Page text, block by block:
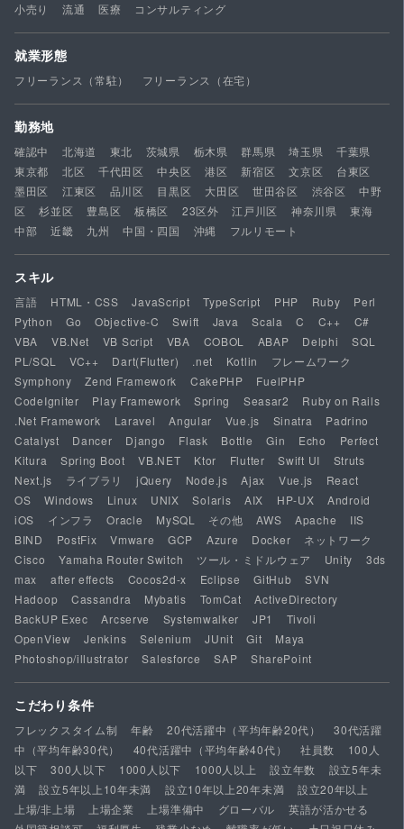
小売り
流通 医療 コンサルティング
就業形態
フリーランス（常駐） フリーランス（在宅）
勤務地
確認中 北海道 東北 茨城県 栃木県 群馬県 埼玉県
千葉県
東京都
北区 千代田区 中央区 港区 新宿区 文京区
台東区
墨田区
江東区 品川区 目黒区 大田区 世田谷区 渋谷区
中野
区
杉並区 豊島区 板橋区 23区外 江戸川区 神奈川県
東海
中部
近畿 九州 中国・四国 沖縄 フルリモート
スキル
言語 HTML・CSS JavaScript TypeScript PHP Ruby
Perl
Python
Go Objective-C Swift Java Scala C C++
C#
VBA
VB.Net VB Script VBA COBOL ABAP Delphi
SQL
PL/SQL
VC++ Dart(Flutter) .net Kotlin
フレームワーク
Symphony
Zend Framework CakePHP
FuelPHP
CodeIgniter
Play Framework Spring Seasar2
Ruby on Rails
.Net Framework
Laravel Angular Vue.js Sinatra
Padrino
Catalyst
Dancer Django Flask Bottle Gin Echo
Perfect
Kitura
Spring Boot VB.NET Ktor Flutter Swift UI
Struts
Next.js
ライブラリ jQuery Node.js Ajax Vue.js
React
OS
Windows Linux UNIX Solaris AIX HP-UX
Android
iOS
インフラ Oracle MySQL その他 AWS Apache
IIS
BIND
PostFix Vmware GCP Azure Docker
ネットワーク
Cisco
Yamaha Router Switch ツール・ミドルウェア Unity
3ds
max
after effects Cocos2d-x Eclipse GitHub
SVN
Hadoop
Cassandra Mybatis TomCat
ActiveDirectory
BackUP Exec
Arcserve Systemwalker JP1
Tivoli
OpenView
Jenkins Selenium JUnit Git
Maya
Photoshop/illustrator
Salesforce SAP SharePoint
こだわり条件
フレックスタイム制 年齢 20代活躍中（平均年齢20代）
30代活躍
中（平均年齢30代）
40代活躍中（平均年齢40代） 社員数
100人
以下
300人以下 1000人以下 1000人以上 設立年数
設立5年未
満
設立5年以上10年未満 設立10年以上20年未満
設立20年以上
上場/非上場
上場企業 上場準備中 グローバル
英語が活かせる